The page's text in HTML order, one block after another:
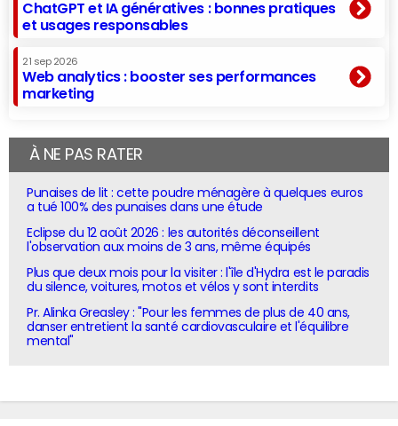
ChatGPT et IA génératives : bonnes pratiques
et usages responsables
21 sep 2026
Web analytics : booster ses performances
marketing
À NE PAS RATER
Punaises de lit : cette poudre ménagère à quelques euros
a tué 100% des punaises dans une étude
Eclipse du 12 août 2026 : les autorités déconseillent
l'observation aux moins de 3 ans, même équipés
Plus que deux mois pour la visiter : l'île d'Hydra est le paradis
du silence, voitures, motos et vélos y sont interdits
Pr. Alinka Greasley : "Pour les femmes de plus de 40 ans,
danser entretient la santé cardiovasculaire et l'équilibre
mental"